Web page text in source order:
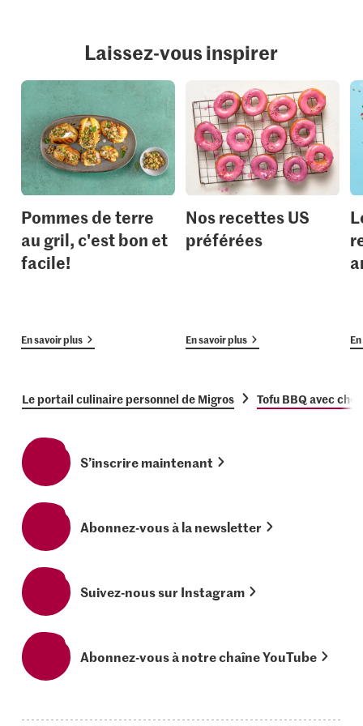
Laissez-vous inspirer
Pommes de terre
au gril, c'est bon et
facile!
En savoir plus
Nos recettes US
préférées
En savoir plus
Le portail culinaire personnel de Migros Tofu BBQ avec
S’inscrire maintenant
Abonnez-vous à la newsletter
Suivez-nous sur Instagram
Abonnez-vous à notre chaîne YouTube